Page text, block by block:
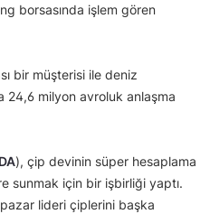
borsasında işlem gören
bir müşterisi ile deniz
24,6 milyon avroluk anlaşma
), çip devinin süper hesaplama
sunmak için bir işbirliği yaptı.
lideri çiplerini başka